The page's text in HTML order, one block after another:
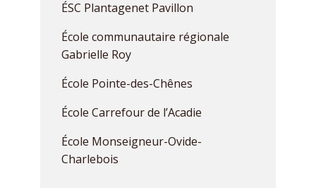
ÉSC Plantagenet Pavillon
École communautaire régionale
Gabrielle Roy
École Pointe-des-Chênes
École Carrefour de l’Acadie
École Monseigneur-Ovide-
Charlebois